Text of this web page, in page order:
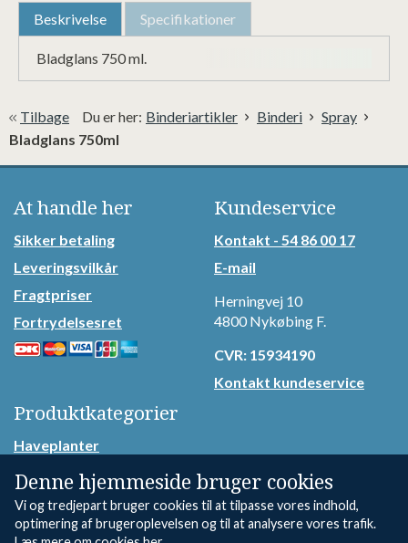
Beskrivelse Specifikationer
Bladglans 750 ml.
Tilbage Du er her: Binderiartikler Binderi
Spray
Bladglans 750ml
At handle her
Sikker betaling
Leveringsvilkår
Fragtpriser
Fortrydelsesret
Kundeservice
Kontakt - 54 86 00 17
E-mail
Herningvej 10
4800 Nykøbing F.
CVR: 15934190
Kontakt kundeservice
Produktkategorier
Haveplanter
Buketter
Begravelsesbinderi
Havetilbehør
Denne hjemmeside bruger cookies
Vi og tredjepart bruger cookies til at tilpasse vores indhold,
optimering af brugeroplevelsen og til at analysere vores trafik.